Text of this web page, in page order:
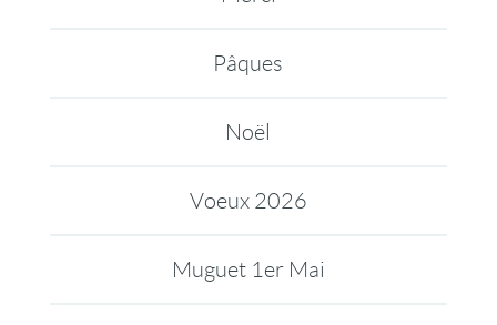
Pâques
Noël
Voeux 2026
Muguet 1er Mai